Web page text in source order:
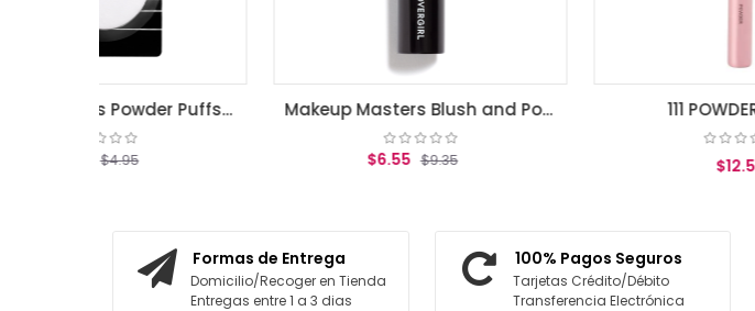
Makeup Masters Blush and Powder Brush 1 Count 111 POWDER BRUSH
Formas de Entrega
Domicilio/Recoger en Tienda
Entregas entre 1 a 3 dias
100% Pagos Seguros
Tarjetas Crédito/Débito
Transferencia Electrónica